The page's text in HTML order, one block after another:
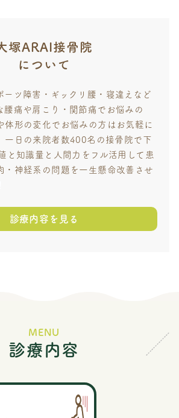
塚ARAI接骨院
について
ーツ障害・ギックリ腰・寝違えなど
腰痛や肩こり・関節痛でお悩みの
体形の変化でお悩みの方はお気軽に
一日の来院者数400名の接骨院で下
と知識量と人間力をフル活用して患
・神経系の問題を一生懸命改善させ
診療内容を見る
診療内容